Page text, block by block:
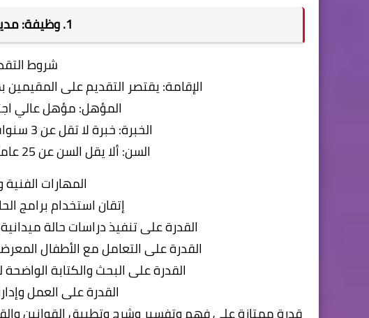
1. وظيفة: مدير حالة
شروط
الإقامة: يقتصر التقديم على المقيمين
المؤهل: مؤهل عالي
الخبرة: خبرة لا تقل عن 3 سنوات في مجال الطفولة.
السن: ألا يقل السن عن 25 عاماً ولا يزيد عن 40 عاماً.
المهارات الفنية
إتقان استخدام برامج
القدرة على تنفيذ دراسات حالة
القدرة على التعامل مع الأطفال
القدرة على البحث والكتابة الواضحة
القدرة على العمل
قدرة ممتازة على فهم وتفسير وشرح وتطبيق القوانين